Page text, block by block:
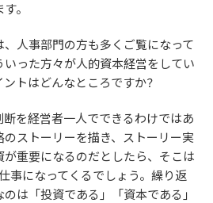
。
人事部門の方も多くご覧になって
った方々が人的資本経営をしてい
トはどんなところですか？
断を経営者一人でできるわけではあ
のストーリーを描き、ストーリー実
重要になるのだとしたら、そこは
事になってくるでしょう。繰り返
は「投資である」「資本である」